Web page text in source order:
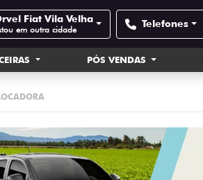
Fiat Vila Velha
em outra cidade Telefones
PÓS VENDAS